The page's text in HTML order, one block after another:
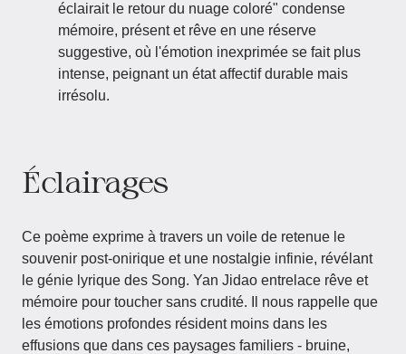
éclairait le retour du nuage coloré" condense
mémoire, présent et rêve en une réserve
suggestive, où l'émotion inexprimée se fait plus
intense, peignant un état affectif durable mais
irrésolu.
Éclairages
Ce poème exprime à travers un voile de retenue le
souvenir post-onirique et une nostalgie infinie, révélant
le génie lyrique des Song. Yan Jidao entrelace rêve et
mémoire pour toucher sans crudité. Il nous rappelle que
les émotions profondes résident moins dans les
effusions que dans ces paysages familiers - bruine,